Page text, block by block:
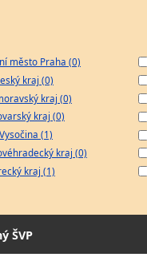
město Praha (0)
kraj (0)
kraj (0)
kraj (0)
(1)
kraj (0)
kraj (1)
ŠVP